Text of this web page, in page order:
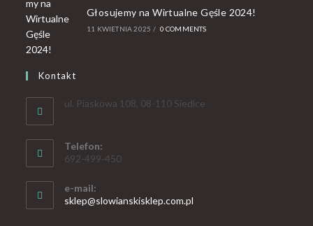
Głosujemy na Wirtualne Gęśle 2024!
11 KWIETNIA 2025 / 0 COMMENTS
Kontakt
ul. Piaskowa 108, 08-110 Siedlce
Telefon:
692-499-450
e-mail:
sklep@slowianskisklep.com.pl